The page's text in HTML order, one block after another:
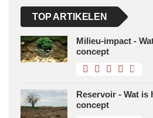
TOP ARTIKELEN
Milieu-impact -
concept
Reservoir - Wat is
concept